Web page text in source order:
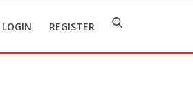
LOGIN REGISTER